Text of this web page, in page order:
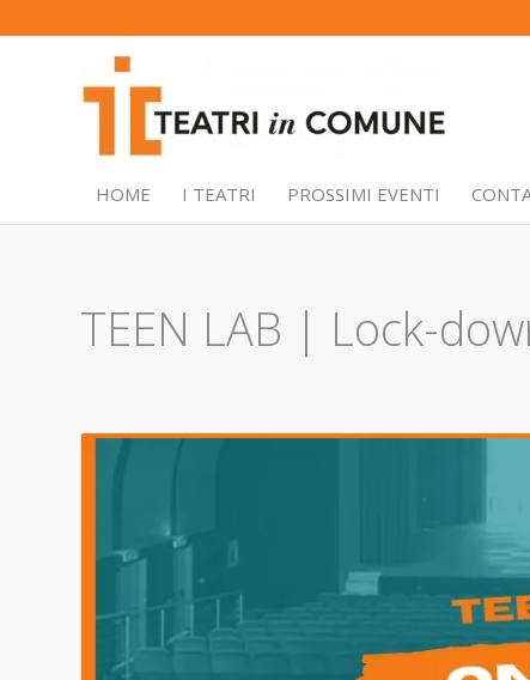
HOME I TEATRI PROSSIMI EVENTI
TEEN LAB | Lock-